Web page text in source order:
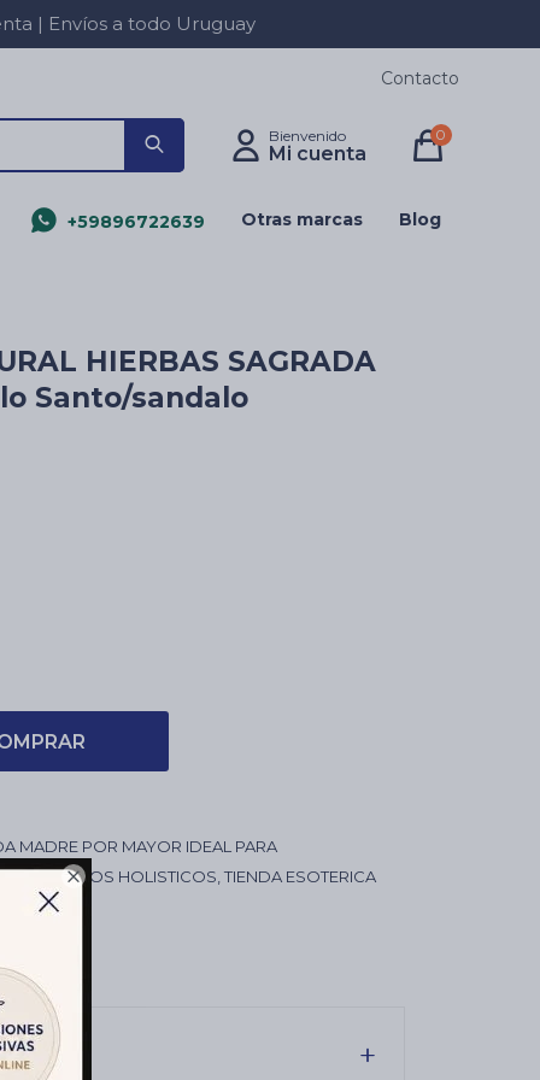

| Envíos a todo Uruguay
+59896722639 Otras marcas Blog
0
Contacto
HIERBAS SAGRADA
Santo/sandalo
MADRE POR MAYOR IDEAL PARA
COMERCIOS HOLISTICOS, TIENDA ESOTERICA